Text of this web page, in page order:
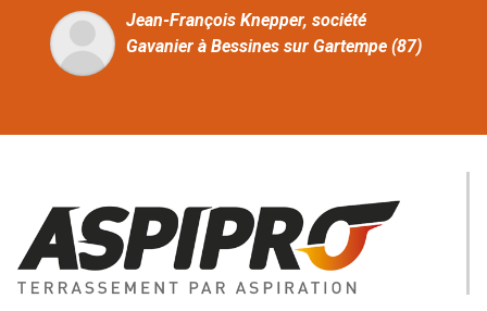
Jean-François Knepper, société
Gavanier à Bessines sur Gartempe (87)